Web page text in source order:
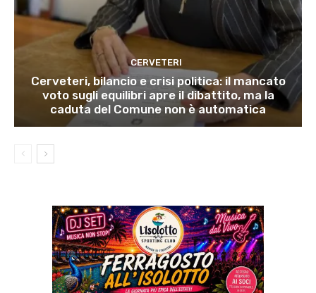
CERVETERI
Cerveteri, bilancio e crisi politica: il mancato
voto sugli equilibri apre il dibattito, ma la
caduta del Comune non è automatica